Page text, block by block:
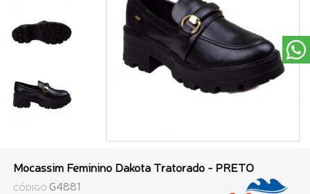
Mocassim Feminino Dakota Tratorado - PRETO
CÓDIGO G4881